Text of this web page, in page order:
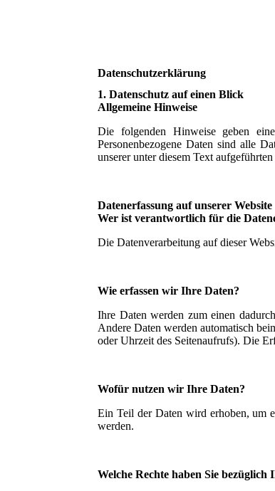
Datenschutzerklärung
1. Datenschutz auf einen Blick
Allgemeine Hinweise
Die folgenden Hinweise geben
Personenbezogene Daten sind alle
unserer unter diesem Text
Datenerfassung auf unserer Website
Wer ist verantwortlich für die
Die Datenverarbeitung auf dieser
Wie erfassen wir Ihre Daten?
Ihre Daten werden zum einen
Andere Daten werden automatisch
oder Uhrzeit des Seitenaufrufs). Die
Wofür nutzen wir Ihre Daten?
Ein Teil der Daten wird erhoben, um
werden.
Welche Rechte haben Sie bezüglich